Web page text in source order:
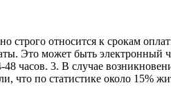
строго относится к срокам
Это может быть
часов. 3. В случае
что по статистике около 15%